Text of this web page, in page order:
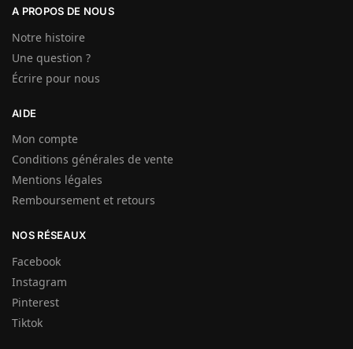
A PROPOS DE NOUS
Notre histoire
Une question ?
Écrire pour nous
AIDE
Mon compte
Conditions générales de vente
Mentions légales
Remboursement et retours
NOS RÉSEAUX
Facebook
Instagram
Pinterest
Tiktok